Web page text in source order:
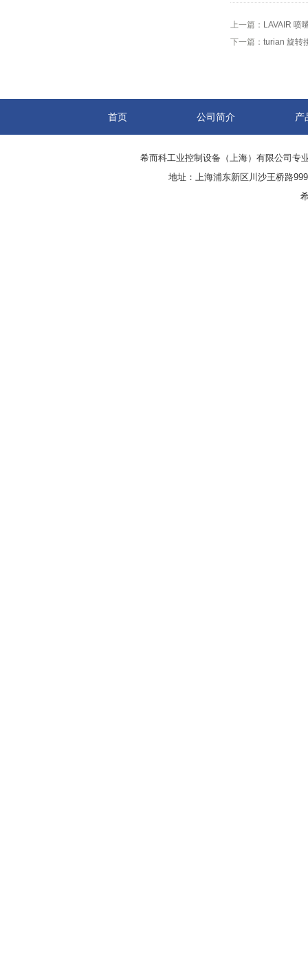
上一篇： LAVAIR 喷
下一篇： turian 旋转
首页 公司简介 产
希而科工业控制设备（上海）有限公司专
地址：上海浦东新区川沙王桥路